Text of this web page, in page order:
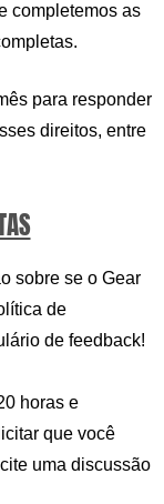
completemos as
para responder
direitos, entre
sobre se o Gear
de
de feedback!
horas e
que você
uma discussão